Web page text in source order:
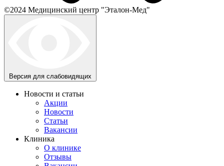
©2024 Медицинский центр "Эталон-Мед"
Версия для слабовидящих
Новости и статьи
Акции
Новости
Статьи
Вакансии
Клиника
О клинике
Отзывы